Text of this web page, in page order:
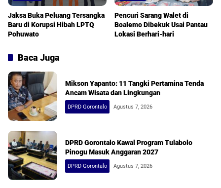
Jaksa Buka Peluang Tersangka
Baru di Korupsi Hibah LPTQ
Pohuwato
Pencuri Sarang Walet di
Boalemo Dibekuk Usai Pantau
Lokasi Berhari-hari
Baca Juga
Mikson Yapanto: 11 Tangki Pertamina Tenda
Ancam Wisata dan Lingkungan
DPRD Gorontalo Agustus 7, 2026
DPRD Gorontalo Kawal Program Tulabolo
Pinogu Masuk Anggaran 2027
DPRD Gorontalo Agustus 7, 2026